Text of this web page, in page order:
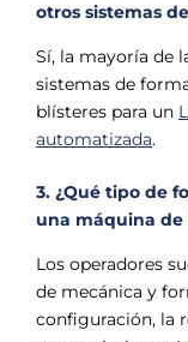
otros sistemas
Sí, la mayoría de
sistemas de
blísteres para un
automatizada.
3. ¿Qué tipo de
una máquina de
Los operadores
de mecánica y
configuración, la